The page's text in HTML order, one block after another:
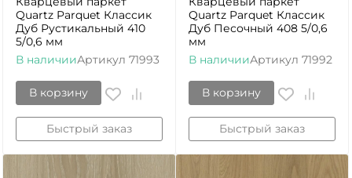
Quartz Parquet Классик
Дуб Рустикальный 410
5/0,6 мм
В наличииАртикул 71993
В корзину
Быстрый заказ
Quartz Parquet Классик
Дуб Песочный 408 5/0,6
мм
В наличииАртикул 71992
В корзину
Быстрый заказ